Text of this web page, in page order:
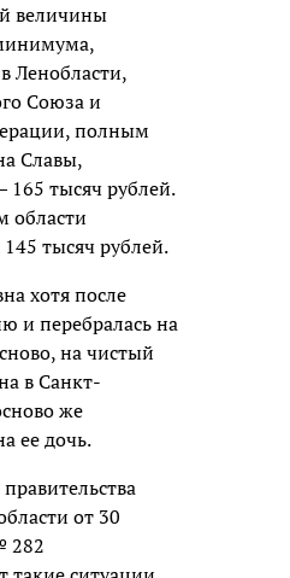
величины
Ленобласти,
Союза и
полным
Славы,
тысяч рублей.
области
тысяч рублей.
хотя после
и перебралась на
на чистый
в Санкт-
же
ее дочь.
от 30
282